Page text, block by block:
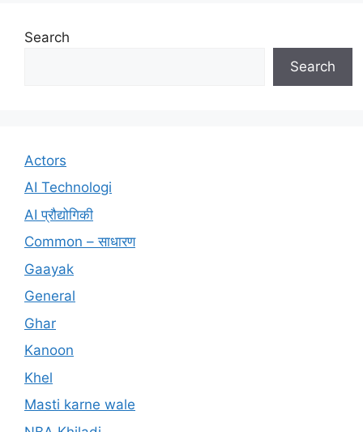
Search
Search
Actors
AI Technologi
AI प्रौद्योगिकी
Common – साधारण
Gaayak
General
Ghar
Kanoon
Khel
Masti karne wale